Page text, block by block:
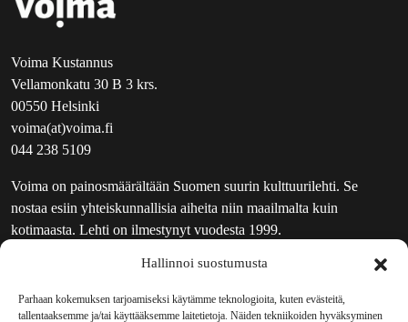
Hallinnoi suostumusta
Parhaan kokemuksen tarjoamiseksi käytämme teknologioita, kuten evästeitä,
tallentaaksemme ja/tai käyttääksemme laitetietoja. Näiden tekniikoiden hyväksyminen
Voima Kustannus
Vellamonkatu 30 B 3 krs.
00550 Helsinki
voima(at)voima.fi
044 238 5109
Voima on painosmäärältään Suomen suurin kulttuurilehti. Se
nostaa esiin yhteiskunnallisia aiheita niin maailmalta kuin
kotimaasta. Lehti on ilmestynyt vuodesta 1999.
UUTISKIRJE
MAINOSTAJILLE